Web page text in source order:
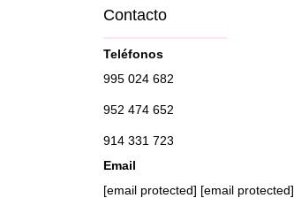
Contacto
Teléfonos
995 024 682
952 474 652
914 331 723
Email
[email protected] [email protected]